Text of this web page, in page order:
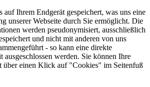
auf Ihrem Endgerät gespeichert, was uns eine
unserer Webseite durch Sie ermöglicht. Die
werden pseudonymisiert, ausschließlich
und nicht mit anderen von uns
- so kann eine direkte
ausgeschlossen werden. Sie können Ihre
über einen Klick auf "Cookies" im Seitenfuß